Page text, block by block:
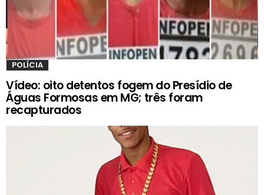
POLÍCIA
Vídeo: oito detentos fogem do Presídio de
Águas Formosas em MG; três foram
recapturados